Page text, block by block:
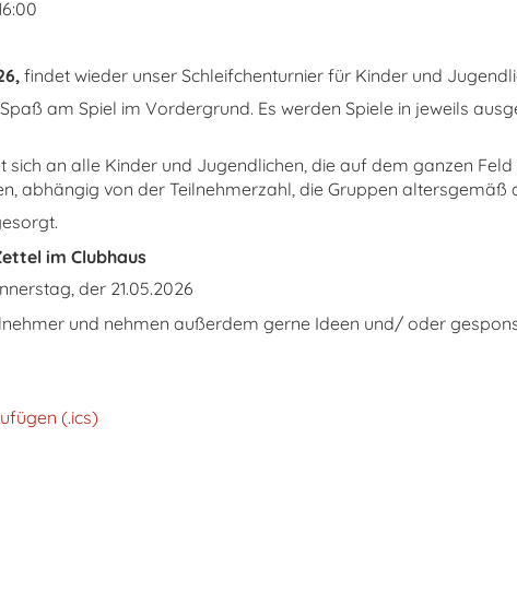
findet wieder unser Schleifchenturnier für Kinder und
am Spiel im Vordergrund. Es werden Spiele in jeweils
sich an alle Kinder und Jugendlichen, die auf dem ganzen
abhängig von der Teilnehmerzahl, die Gruppen altersgemäß
im Clubhaus
der 21.05.2026
und nehmen außerdem gerne Ideen und/ oder
(.ics)